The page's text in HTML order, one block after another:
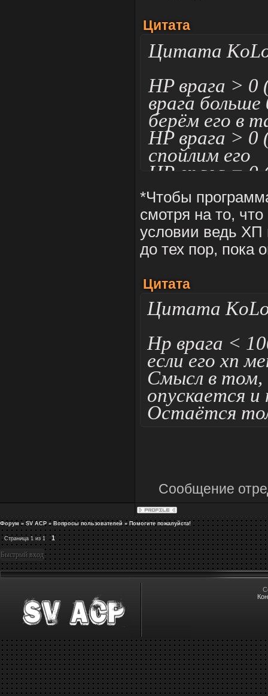
Цитата
Цитата
HP врага > 0
врага
берём его в
HP врага > 0
спойлим его
HP врага = 0
жмём свип
на точные
пишем точно
нажатие
спойлером, а
который
его
*Чтобы
смотря на то,
условии ведь ХП
до тех пор, пока
Цитата
Цитата
Hp врага <
если его хп
Смысл в том,
опускается
Остаётся
Сообщение
Форум » SV ACP » Вопросы пользователей » Помогите пожалуйста!
Страница1 из1 1